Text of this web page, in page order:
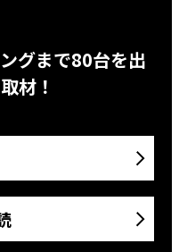
グまで80台を出
材！